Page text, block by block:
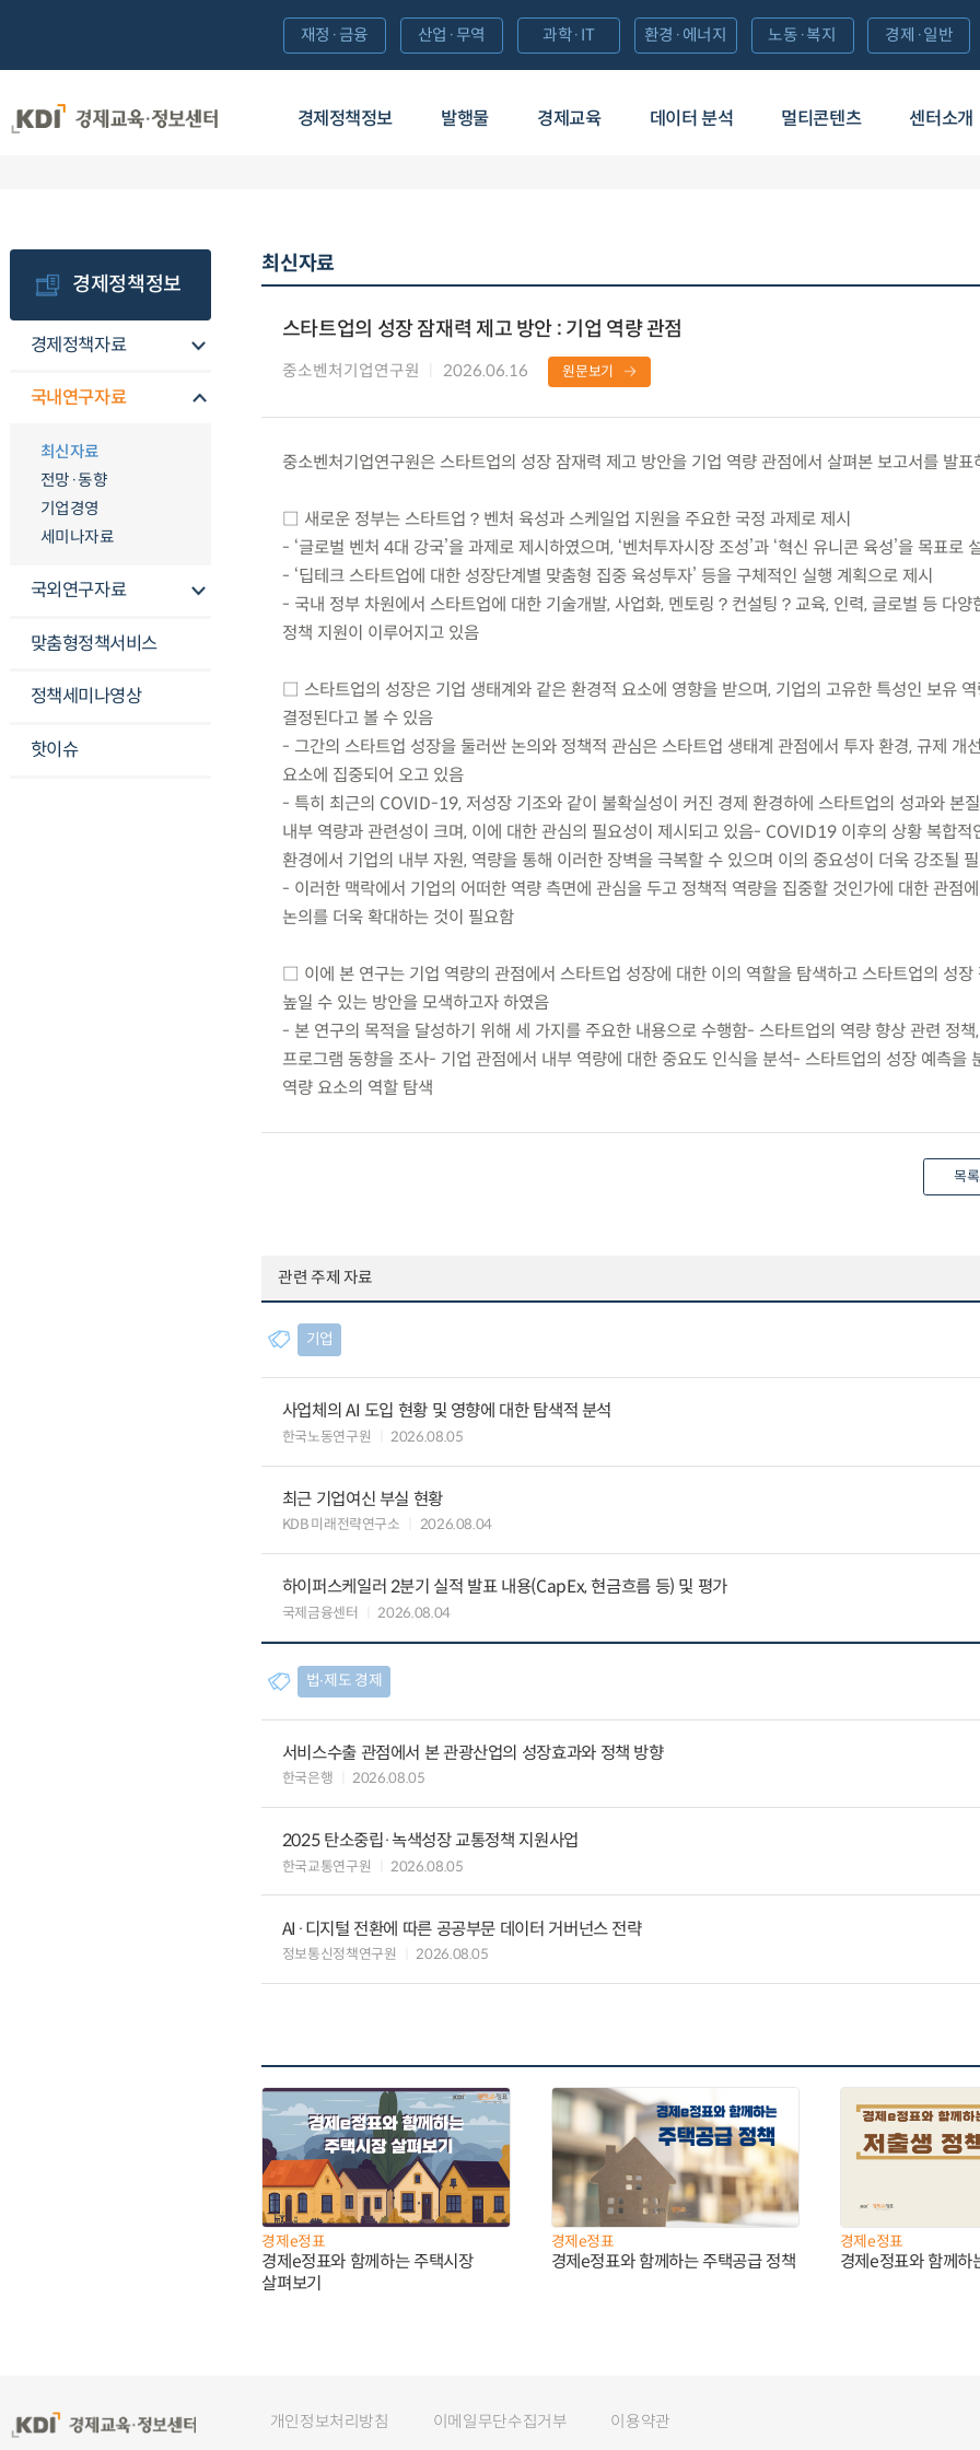
경제정책정보 발행물 경제교육 데이터 분석 멀티콘텐츠 센터소개
재정·금융 산업·무역 과학·IT 환경·에너지 노동·복지 경제·일반
경제정책정보
경제정책자료
국내연구자료
최신자료
전망·동향
기업경영
세미나자료
국외연구자료
맞춤형정책서비스
정책세미나영상
핫이슈
최신자료
스타트업의 성장 잠재력 제고 방안 : 기업 역량 관점
중소벤처기업연구원 2026.06.16 원문보기
중소벤처기업연구원은 스타트업의 성장 잠재력 제고 방안을 기업 역량 관점에서 살펴본 보고서를 발표
□ 새로운 정부는 스타트업？벤처 육성과 스케일업 지원을 주요한 국정 과제로 제시
- ‘글로벌 벤처 4대 강국’을 과제로 제시하였으며, ‘벤처투자시장 조성’과 ‘혁신 유니콘 육성’을 목표로
- ‘딥테크 스타트업에 대한 성장단계별 맞춤형 집중 육성투자’ 등을 구체적인 실행 계획으로 제시
- 국내 정부 차원에서 스타트업에 대한 기술개발, 사업화, 멘토링？컨설팅？교육, 인력, 글로벌 등 다양
정책 지원이 이루어지고 있음
□ 스타트업의 성장은 기업 생태계와 같은 환경적 요소에 영향을 받으며, 기업의 고유한 특성인 보유
결정된다고 볼 수 있음
- 그간의 스타트업 성장을 둘러싼 논의와 정책적 관심은 스타트업 생태계 관점에서 투자 환경, 규제 개
요소에 집중되어 오고 있음
- 특히 최근의 COVID-19, 저성장 기조와 같이 불확실성이 커진 경제 환경하에 스타트업의 성과와 본
내부 역량과 관련성이 크며, 이에 대한 관심의 필요성이 제시되고 있음- COVID19 이후의 상황 복합적
환경에서 기업의 내부 자원, 역량을 통해 이러한 장벽을 극복할 수 있으며 이의 중요성이 더욱 강조될
- 이러한 맥락에서 기업의 어떠한 역량 측면에 관심을 두고 정책적 역량을 집중할 것인가에 대한 관점
논의를 더욱 확대하는 것이 필요함
□ 이에 본 연구는 기업 역량의 관점에서 스타트업 성장에 대한 이의 역할을 탐색하고 스타트업의 성장
높일 수 있는 방안을 모색하고자 하였음
- 본 연구의 목적을 달성하기 위해 세 가지를 주요한 내용으로 수행함- 스타트업의 역량 향상 관련 정책
프로그램 동향을 조사- 기업 관점에서 내부 역량에 대한 중요도 인식을 분석- 스타트업의 성장 예측을
역량 요소의 역할 탐색
목
관련 주제 자료
기업
사업체의 AI 도입 현황 및 영향에 대한 탐색적 분석
한국노동연구원 2026.08.05
최근 기업여신 부실 현황
KDB 미래전략연구소 2026.08.04
하이퍼스케일러 2분기 실적 발표 내용(CapEx, 현금흐름 등) 및 평가
국제금융센터 2026.08.04
법∙제도 경제
서비스수출 관점에서 본 관광산업의 성장효과와 정책 방향
한국은행 2026.08.05
2025 탄소중립·녹색성장 교통정책 지원사업
한국교통연구원 2026.08.05
AI·디지털 전환에 따른 공공부문 데이터 거버넌스 전략
정보통신정책연구원 2026.08.05
경제e정표
경제e정표와 함께하는 주택시장
살펴보기
경제e정표
경제e정표와 함께하는 주택공급 정책
경제e정표
경제e정표와 함께하
개인정보처리방침 이메일무단수집거부 이용약관